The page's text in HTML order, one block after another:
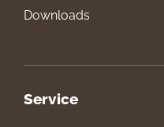
Downloads
Service